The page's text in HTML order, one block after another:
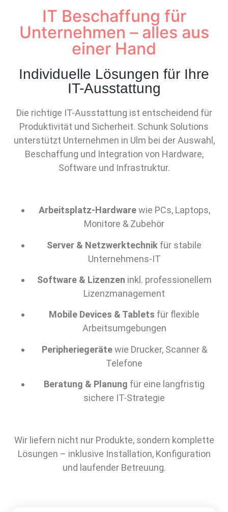
IT Beschaffung für
Unternehmen – alles aus
einer Hand
Individuelle Lösungen für Ihre
IT-Ausstattung
Die richtige IT-Ausstattung ist entscheidend für
Produktivität und Sicherheit. Schunk Solutions
unterstützt Unternehmen in Ulm bei der Auswahl,
Beschaffung und Integration von Hardware,
Software und Infrastruktur.
Arbeitsplatz-Hardwarewie PCs, Laptops,
Monitore & Zubehör
Server & Netzwerktechnik für stabile
Unternehmens-IT
Software & Lizenzen inkl. professionellem
Lizenzmanagement
Mobile Devices & Tablets für flexible
Arbeitsumgebungen
Peripheriegerätewie Drucker, Scanner &
Telefone
Beratung & Planung für eine langfristig
sichere IT-Strategie
Wir liefern nicht nur Produkte, sondern komplette
Lösungen – inklusive Installation, Konfiguration
und laufender Betreuung.